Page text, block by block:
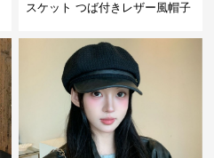
スケット つば付きレザー風帽子